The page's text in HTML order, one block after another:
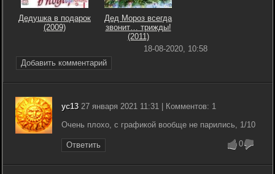
Дедушка в подарок
(2009)
Дед Мороз всегда
звонит… трижды!
(2011)
Добавить комментарий
18-08-2020, 10:58
yc1327 января 2021 11:31 | Комментов: 1
Очень плохо, с графикой вообще не парились, 1/10
Ответить 0